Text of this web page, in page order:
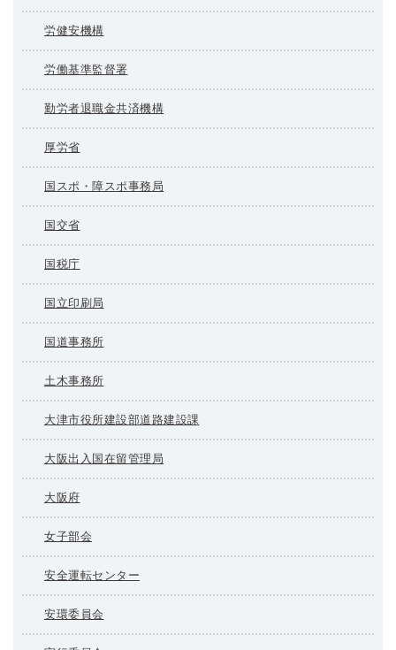
労健安機構
労働基準監督署
勤労者退職金共済機構
厚労省
国スポ・障スポ事務局
国交省
国税庁
国立印刷局
国道事務所
土木事務所
大津市役所建設部道路建設課
大阪出入国在留管理局
大阪府
女子部会
安全運転センター
安環委員会